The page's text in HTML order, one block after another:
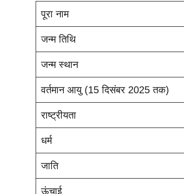
पूरा नाम
जन्म तिथि
जन्म स्थान
वर्तमान आयु (15 दिसंबर 2025 तक)
राष्ट्रीयता
धर्म
जाति
ऊंचाई